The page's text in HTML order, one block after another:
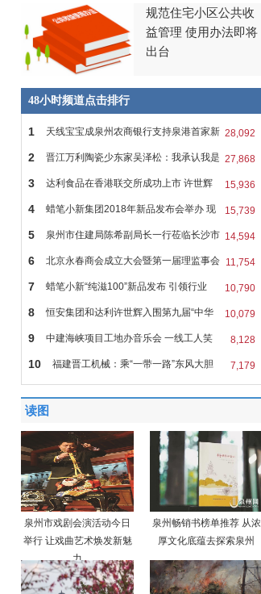
规范住宅小区公共收
益管理 使用办法即将
出台
48小时频道点击排行
28,092
1 天线宝宝成泉州农商银行支持泉港首家新
27,868
2 晋江万利陶瓷少东家吴泽松：我承认我是
15,936
3 达利食品在香港联交所成功上市 许世辉
15,739
4 蜡笔小新集团2018年新品发布会举办 现
14,594
5 泉州市住建局陈希副局长一行莅临长沙市
11,754
6 北京永春商会成立大会暨第一届理监事会
10,790
7 蜡笔小新“纯滋100”新品发布 引领行业
10,079
8 恒安集团和达利许世辉入围第九届“中华
8,128
9 中建海峡项目工地办音乐会 一线工人笑
7,179
10 福建晋工机械：乘“一带一路”东风大胆
读图
泉州市戏剧会演活动今日
举行 让戏曲艺术焕发新魅
力
泉州畅销书榜单推荐 从浓
厚文化底蕴去探索泉州